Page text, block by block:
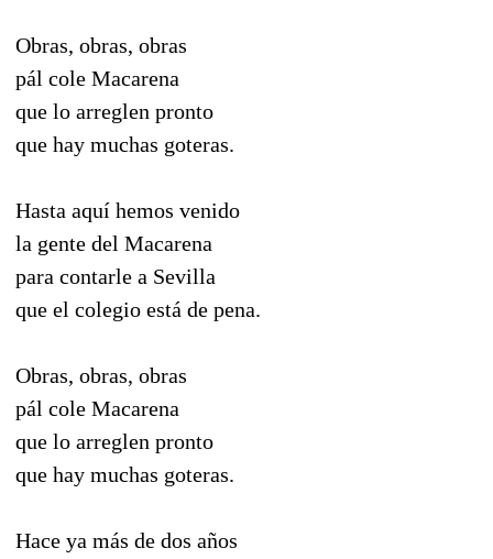
Obras, obras, obras
pál cole Macarena
que lo arreglen pronto
que hay muchas goteras.
Hasta aquí hemos venido
la gente del Macarena
para contarle a Sevilla
que el colegio está de pena.
Obras, obras, obras
pál cole Macarena
que lo arreglen pronto
que hay muchas goteras.
Hace ya más de dos años